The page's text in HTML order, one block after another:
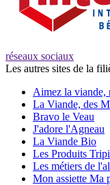
réseaux sociaux
Les autres sites de la
Aimez la viande,
La Viande, des
Bravo le Veau
J'adore l'Agneau
La Viande Bio
Les Produits
Les métiers de
Mon assiette Ma